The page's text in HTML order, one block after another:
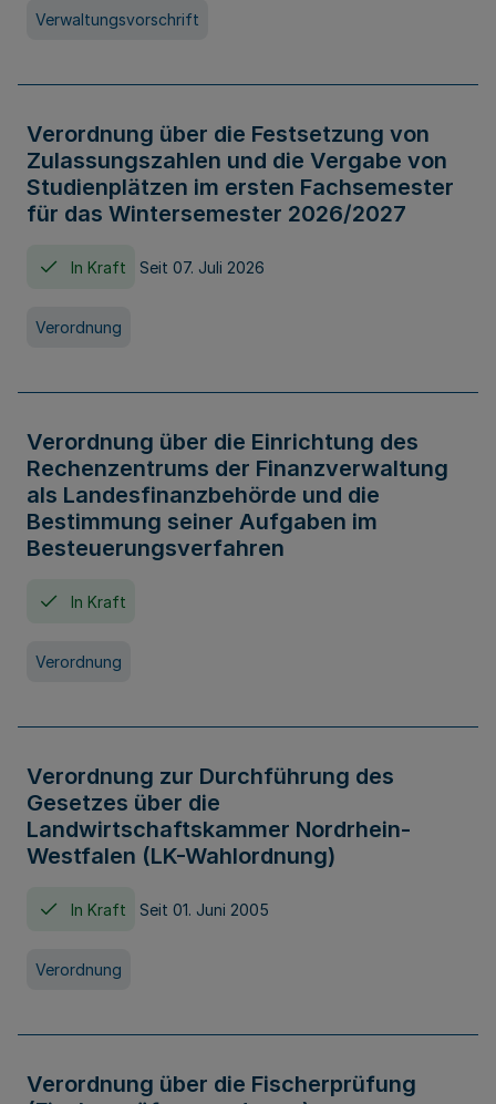
Verwaltungsvorschrift
Verordnung über die Festsetzung von
Zulassungszahlen und die Vergabe von
Studienplätzen im ersten Fachsemester
für das Wintersemester 2026/2027
In Kraft Seit 07. Juli 2026
Verordnung
Verordnung über die Einrichtung des
Rechenzentrums der Finanzverwaltung
als Landesfinanzbehörde und die
Bestimmung seiner Aufgaben im
Besteuerungsverfahren
In Kraft
Verordnung
Verordnung zur Durchführung des
Gesetzes über die
Landwirtschaftskammer Nordrhein-
Westfalen (LK-Wahlordnung)
In Kraft Seit 01. Juni 2005
Verordnung
Verordnung über die Fischerprüfung